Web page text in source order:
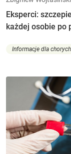
Eksperci:
każdej osobie po
Informacje dla chorych